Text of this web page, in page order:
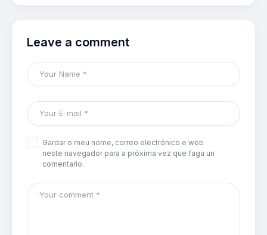
Leave a comment
Gardar o meu nome, correo electrónico e web
neste navegador para a próxima vez que faga un
comentario.